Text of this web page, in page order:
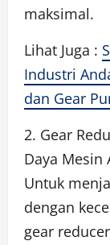
maksimal.
Lihat Juga :
Industri
dan Gear
2. Gear
Daya Mesin
Untuk
dengan
gear